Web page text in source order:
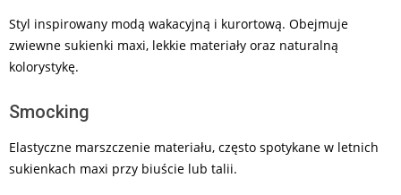
Styl inspirowany modą wakacyjną i kurortową. Obejmuje
zwiewne sukienki maxi, lekkie materiały oraz naturalną
kolorystykę.
Smocking
Elastyczne marszczenie materiału, często spotykane w letnich
sukienkach maxi przy biuście lub talii.